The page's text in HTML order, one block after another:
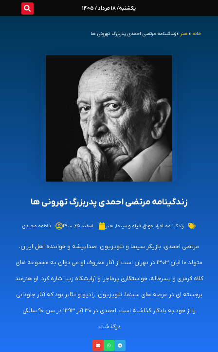
یکشنبه/ 18 مرداد / 1405
خانه » هنر » زندگینامه مرتضی احمدی پدربزرگ تهرونی ها
زندگینامه مرتضی احمدی پدربزرگ تهرونی ها
زندگینامه افراد موفق, فیلم و سینما, هنر اسفند ۲۵, ۱۴۰۰ فاطمه مجیدی
مرتضی احمدی، بازیگر سینما و تلویزیون، صداپیشه و خواننده اهل ایران،
متولد ۱۰ آبان ۱۳۰۳ در تهران است از آثار معروف او می توان به مجموعه های
کلاه قرمزی و پسرخاله، خواستگاری پرماجرا و آرایشگاه زیبا اشاره کرد. او هنرمند
برجسته ای در عرصه های سینما، تلویزیون، رادیو و تئاتر بود که آثار جاودانی
را از خود به یادگار گذاشته است. احمدی در ۳۰ آذر ۱۳۹۳ در سن ۹۰ سالگی
درگذشت.